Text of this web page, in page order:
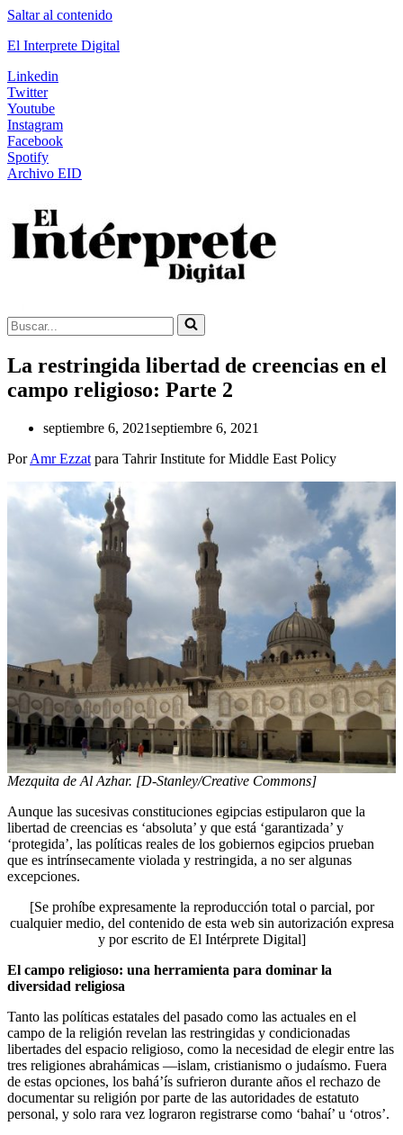
Saltar al contenido
El Interprete Digital
Linkedin
Twitter
Youtube
Instagram
Facebook
Spotify
Archivo EID
Buscar...
La restringida libertad de creencias en el
campo religioso: Parte 2
septiembre 6, 2021septiembre 6, 2021
PorAmr Ezzat para Tahrir Institute for Middle East Policy
Mezquita de Al Azhar. [D-Stanley/Creative Commons]
Aunque las sucesivas constituciones egipcias estipularon que la
libertad de creencias es ‘absoluta’ y que está ‘garantizada’ y
‘protegida’, las políticas reales de los gobiernos egipcios prueban
que es intrínsecamente violada y restringida, a no ser algunas
excepciones.
[Se prohíbe expresamente la reproducción total o parcial, por
cualquier medio, del contenido de esta web sin autorización expresa
y por escrito de El Intérprete Digital]
El campo religioso: una herramienta para dominar la
diversidad religiosa
Tanto las políticas estatales del pasado como las actuales en el
campo de la religión revelan las restringidas y condicionadas
libertades del espacio religioso, como la necesidad de elegir entre las
tres religiones abrahámicas —islam, cristianismo o judaísmo. Fuera
de estas opciones, los bahá’ís sufrieron durante años el rechazo de
documentar su religión por parte de las autoridades de estatuto
personal, y solo rara vez lograron registrarse como ‘bahaí’ u ‘otros’.